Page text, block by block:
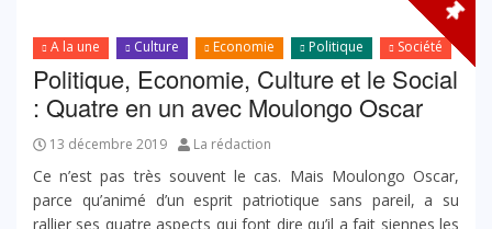
A la une Culture Economie Politique Société
Politique, Economie, Culture et le Social
: Quatre en un avec Moulongo Oscar
13 décembre 2019 La rédaction
Ce n’est pas très souvent le cas. Mais Moulongo Oscar,
parce qu’animé d’un esprit patriotique sans pareil, a su
rallier ses quatre aspects qui font dire qu’il a fait siennes les